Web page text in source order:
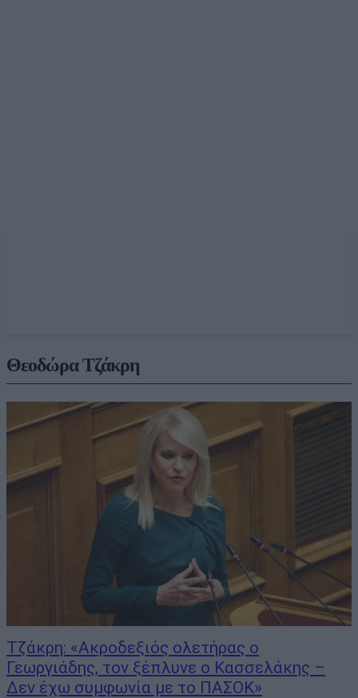
Θεοδώρα Τζάκρη
Τζάκρη: «Ακροδεξιός ολετήρας ο
Γεωργιάδης, τον ξέπλυνε ο Κασσελάκης –
Δεν έχω συμφωνία με το ΠΑΣΟΚ»